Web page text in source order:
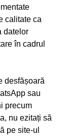
calitate ca
datelor
în cadrul
desfășoară
sau
precum
nu ezitați să
pe site-ul